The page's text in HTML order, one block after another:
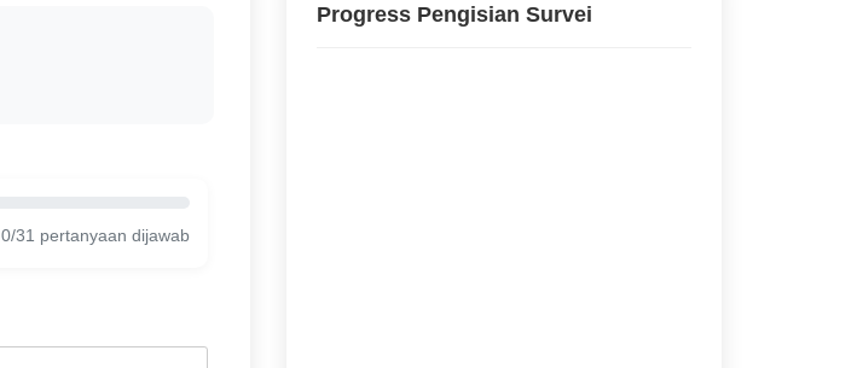
0/31 pertanyaan dijawab
Progress Pengisian Survei